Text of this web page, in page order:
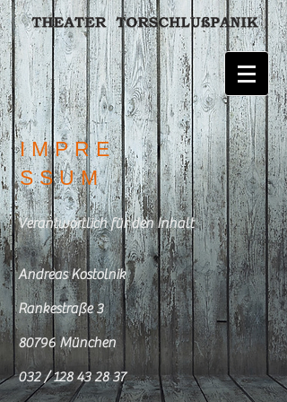
IMPRE
SSUM
Verantwortlich für den Inhalt
Andreas Kostolnik
Rankestraße 3
80796 München
032 /128 43 28 37